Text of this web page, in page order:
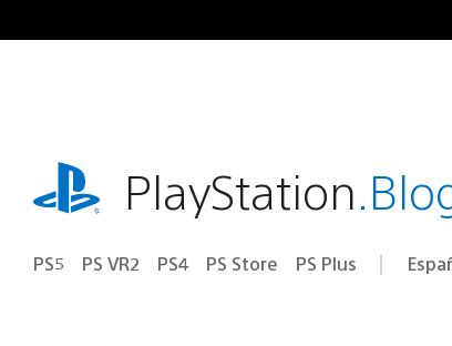
al
playstation.comPlayStation
PS5 PS VR2 PS4 PS Store PS Plus